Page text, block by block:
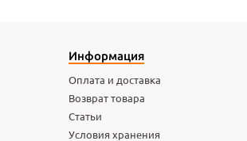
Информация
Оплата и доставка
Возврат товара
Статьи
Условия хранения